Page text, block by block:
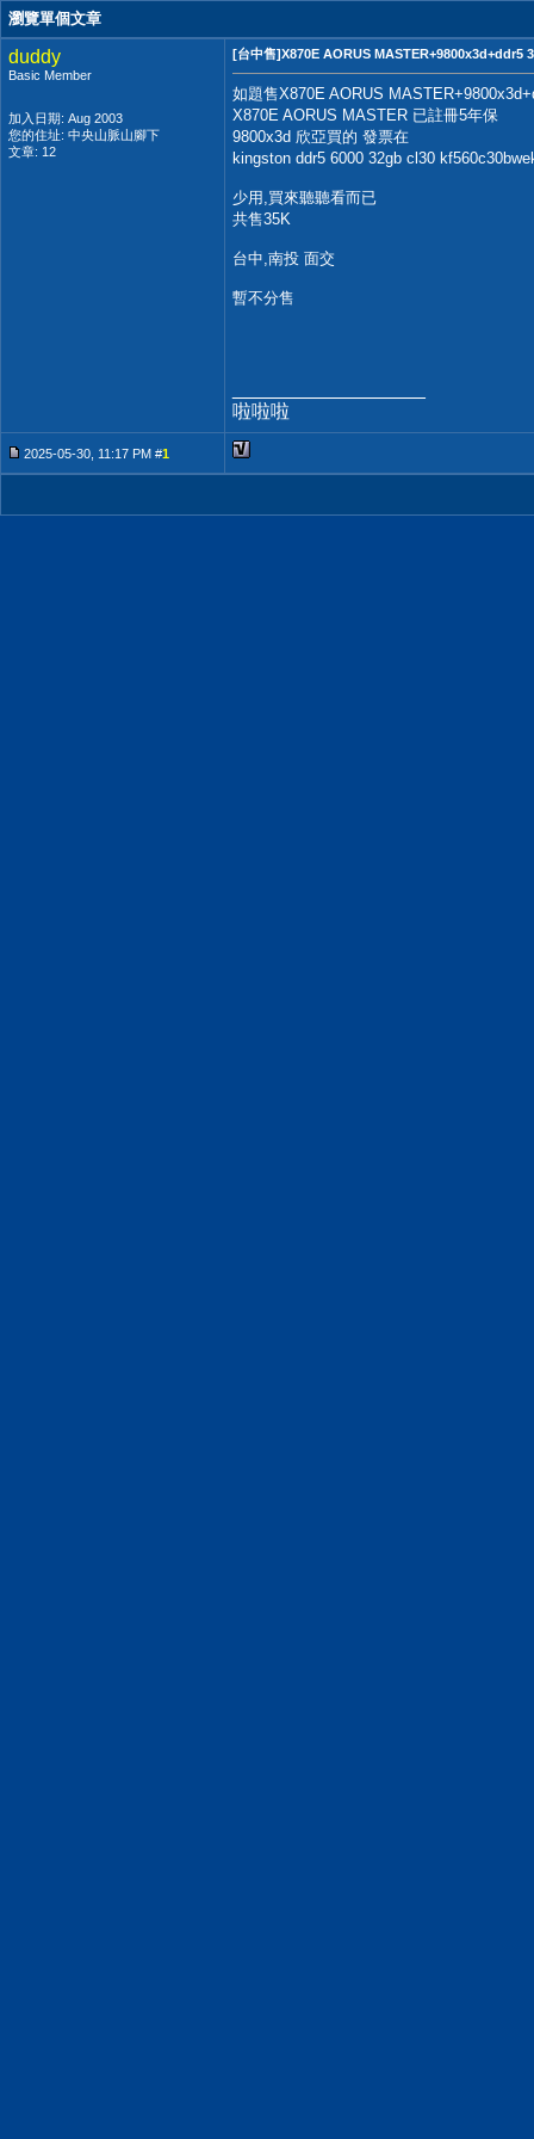
瀏覽單個文章
duddy
Basic Member
加入日期: Aug 2003
您的住址: 中央山脈山腳下
文章: 12
[台中售]X870E AORUS MASTER+9800x3d+ddr5
如題售X870E AORUS
X870E AORUS MASTER 已註冊5年保
9800x3d 欣亞買的 發票在
kingston ddr5 6000 32gb cl30
少用,買來聽聽看而已
共售35K
台中,南投 面交
暫不分售
啦啦啦
2025-05-30, 11:17 PM #1